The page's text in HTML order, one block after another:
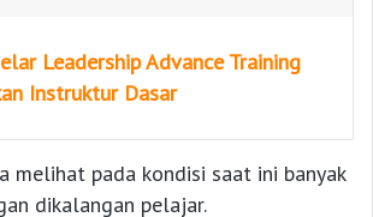
Leadership Advance Training
Instruktur Dasar
melihat pada kondisi saat ini banyak
dikalangan pelajar.